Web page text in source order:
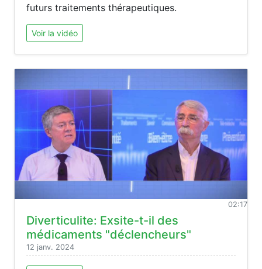
futurs traitements thérapeutiques.
Voir la vidéo
02:17
Diverticulite: Exsite-t-il des
médicaments "déclencheurs"
12 janv. 2024